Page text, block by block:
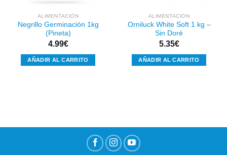
ALIMENTACIÓN
Negrillo Germinación 1kg
(Pineta)
4.99€
AÑADIR AL CARRITO
ALIMENTACIÓN
Orniluck White Soft 1 kg –
Sin Doré
5.35€
AÑADIR AL CARRITO